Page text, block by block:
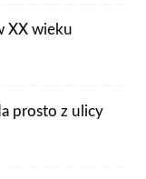
XX wieku
prosto z ulicy